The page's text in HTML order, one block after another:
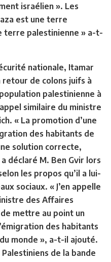
israélien ». Les
est une terre
terre palestinienne » a-t-
nationale, Itamar
retour de colons juifs à
palestinienne à
similaire du ministre
« La promotion d’une
des habitants de
solution correcte,
déclaré M. Ben Gvir lors
les propos qu’il a lui-
sociaux. « J’en appelle
des Affaires
de mettre au point un
des habitants
monde », a-t-il ajouté.
de la bande